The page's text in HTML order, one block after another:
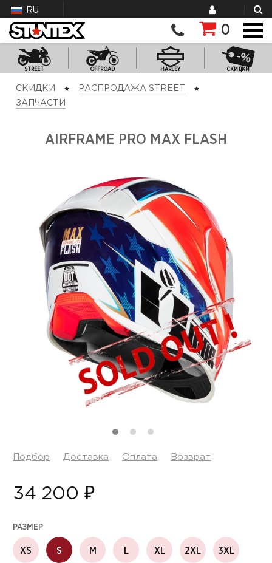
RU
0
STREET OFFROAD HARLEY СКИДКИ
СКИДКИ
РАСПРОДАЖА STREET
ЗАПЧАСТИ
AIRFRAME PRO MAX FLASH
Подбор Доставка Оплата Возврат
34 200 ₽
РАЗМЕР
XS S M L XL 2XL 3XL